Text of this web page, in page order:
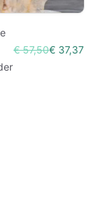
€ 57,50€ 37,37